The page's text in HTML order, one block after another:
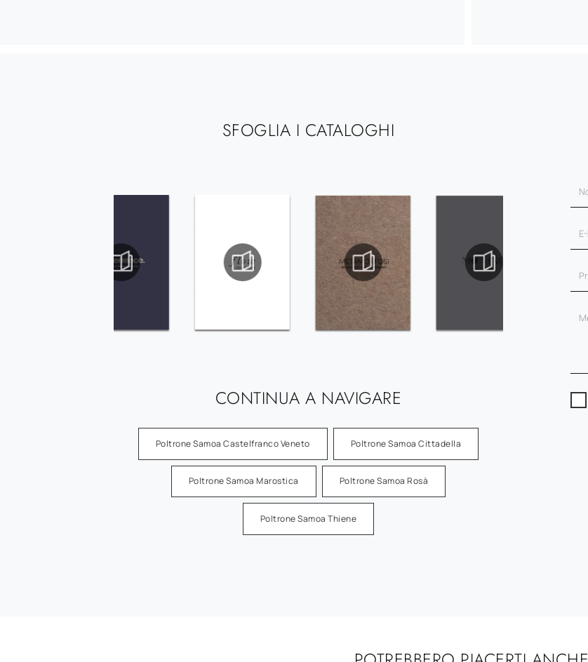
SFOGLIA I CATALOGHI
CONTINUA A NAVIGARE
Poltrone Samoa Castelfranco Veneto Poltrone Samoa Cittadella
Poltrone Samoa Marostica Poltrone Samoa Rosà
Poltrone Samoa Thiene